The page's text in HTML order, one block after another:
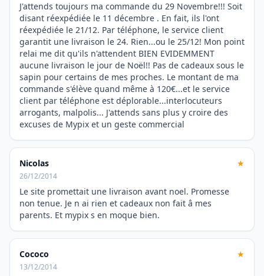
J'attends toujours ma commande du 29 Novembre!!! Soit
disant réexpédiée le 11 décembre . En fait, ils l'ont
réexpédiée le 21/12. Par téléphone, le service client
garantit une livraison le 24. Rien...ou le 25/12! Mon point
relai me dit qu'ils n'attendent BIEN EVIDEMMENT
aucune livraison le jour de Noël!! Pas de cadeaux sous le
sapin pour certains de mes proches. Le montant de ma
commande s'élève quand même à 120€...et le service
client par téléphone est déplorable...interlocuteurs
arrogants, malpolis... J'attends sans plus y croire des
excuses de Mypix et un geste commercial
Nicolas ★
26/12/2014
Le site promettait une livraison avant noel. Promesse
non tenue. Je n ai rien et cadeaux non fait â mes
parents. Et mypix s en moque bien.
Cococo ★
13/12/2014